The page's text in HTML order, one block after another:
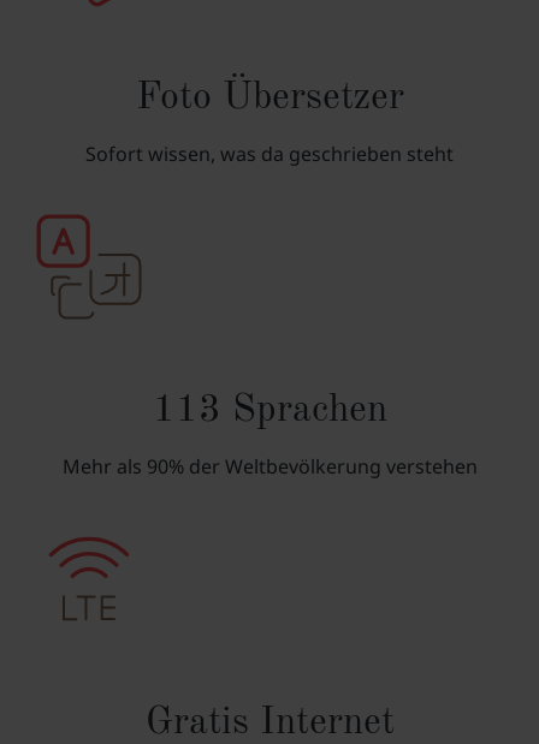
Foto Übersetzer
Sofort wissen, was da geschrieben steht
113 Sprachen
Mehr als 90% der Weltbevölkerung verstehen
Gratis Internet